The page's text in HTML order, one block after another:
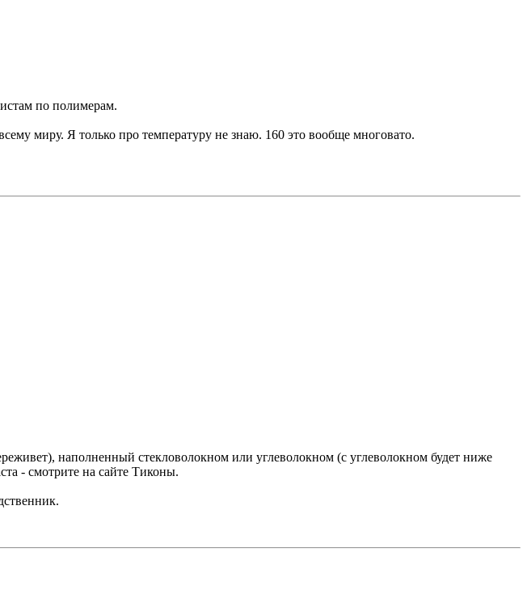
по полимерам.
миру. Я только про температуру не знаю. 160 это вообще многовато.
наполненный стекловолокном или углеволокном (с углеволокном будет ниже
- смотрите на сайте Тиконы.